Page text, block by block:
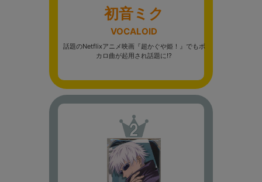
初音ミク
VOCALOID
話題のNetflixアニメ映画『超かぐや姫！』でもボ
カロ曲が起用され話題に!?